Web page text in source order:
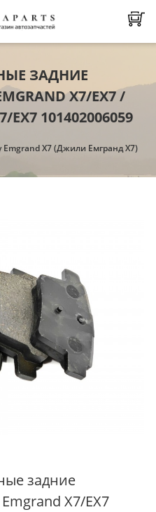
ЗАДНИЕ
X7/EX7 /
101402006059
Emgrand X7 (Джили Емгранд Х7)
задние
X7/EX7